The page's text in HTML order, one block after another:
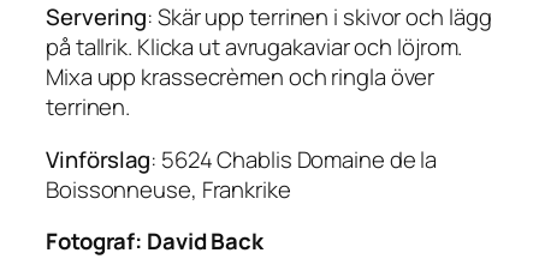
Servering: Skär upp terrinen i skivor och lägg
på tallrik. Klicka ut avrugakaviar och löjrom.
Mixa upp krassecrèmen och ringla över
terrinen.
Vinförslag: 5624 Chablis Domaine de la
Boissonneuse, Frankrike
Fotograf: David Back